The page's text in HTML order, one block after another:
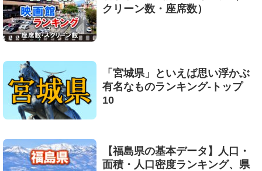
クリーン数・座席数）
「宮城県」といえば思い浮かぶ
有名なものランキング-トップ
10
【福島県の基本データ】人口・
面積・人口密度ランキング、県